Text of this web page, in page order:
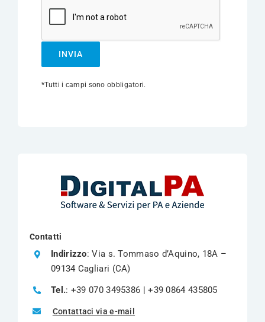
*Tutti i campi sono obbligatori.
Contatti
Indirizzo: Via s. Tommaso d’Aquino, 18A –
09134 Cagliari (CA)
Tel.: +39 070 3495386 | +39 0864 435805
Contattaci via e-mail